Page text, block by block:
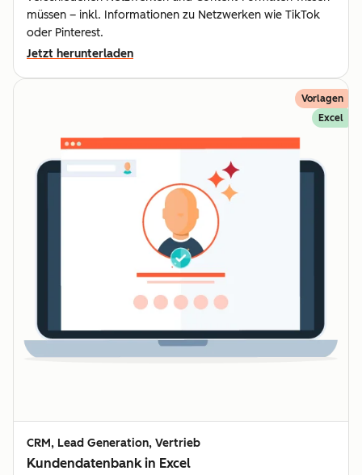
müssen – inkl. Informationen zu Netzwerken wie TikTok
oder Pinterest.
Jetzt herunterladen
Vorlagen
Excel
CRM, Lead Generation, Vertrieb
Kundendatenbank in Excel